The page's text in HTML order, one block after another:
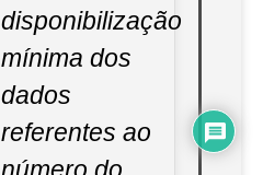
disponibilização
mínima dos
dados
referentes ao